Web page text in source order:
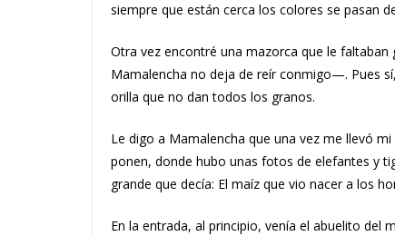
siempre que están cerca los colores se pasan
Otra vez encontré una mazorca que le
Mamalencha no deja de reír conmigo—. Pues
orilla que no dan todos los granos.
Le digo a Mamalencha que una vez me llevó
ponen, donde hubo unas fotos de elefantes y
grande que decía: El maíz que vio nacer a los
En la entrada, al principio, venía el abuelito del